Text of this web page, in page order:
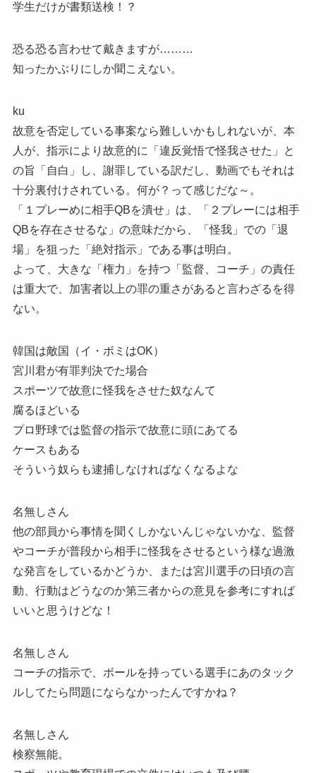
学生だけが書類送検！？
恐る恐る言わせて戴きますが………
知ったかぶりにしか聞こえない。
ku
故意を否定している事案なら難しいかもしれないが、本
人が、指示により故意的に「違反覚悟で怪我させた」と
の旨「自白」し、謝罪している訳だし、動画でもそれは
十分裏付けされている。何が？って感じだな～。
「１プレーめに相手QBを潰せ」は、「２プレーには相手
QBを存在させるな」の意味だから、「怪我」での「退
場」を狙った「絶対指示」である事は明白。
よって、大きな「権力」を持つ「監督、コーチ」の責任
は重大で、加害者以上の罪の重さがあると言わざるを得
ない。
韓国は敵国（イ・ボミはOK）
宮川君が有罪判決でた場合
スポーツで故意に怪我をさせた奴なんて
腐るほどいる
プロ野球では監督の指示で故意に頭にあてる
ケースもある
そういう奴らも逮捕しなければなくなるよな
名無しさん
他の部員から事情を聞くしかないんじゃないかな、監督
やコーチが普段から相手に怪我をさせるという様な過激
な発言をしているかどうか、または宮川選手の日頃の言
動、行動はどうなのか第三者からの意見を参考にすれば
いいと思うけどな！
名無しさん
コーチの指示で、ボールを持っている選手にあのタック
ルしてたら問題にならなかったんですかね？
名無しさん
検察無能。